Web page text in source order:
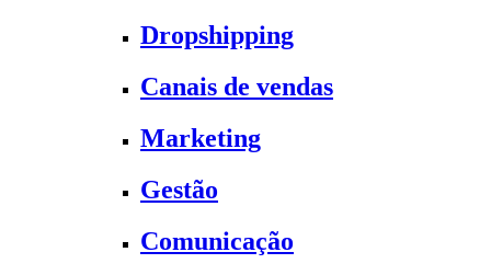
Dropshipping
Canais de vendas
Marketing
Gestão
Comunicação